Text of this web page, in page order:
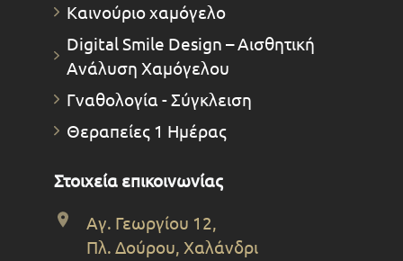
Καινούριο χαμόγελο
Digital Smile Design – Αισθητική
Ανάλυση Χαμόγελου
Γναθολογία - Σύγκλειση
Θεραπείες 1 Ημέρας
Στοιχεία επικοινωνίας
Αγ. Γεωργίου 12,
Πλ. Δούρου, Χαλάνδρι